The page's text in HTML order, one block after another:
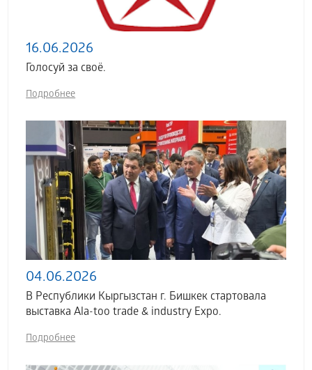
16.06.2026
Голосуй за своё.
Подробнее
04.06.2026
В Республики Кыргызстан г. Бишкек стартовала
выставка Аla-too trade & industry Expo.
Подробнее